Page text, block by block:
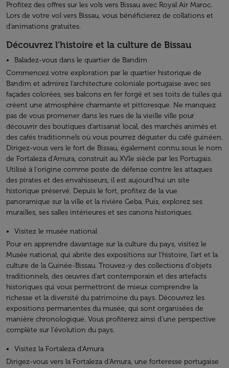
Profitez des offres sur les vols vers Bissau avec Royal Air Maroc.
Lors de votre vol vers Bissau, vous bénéficierez de collations et
d’animations gratuites.
Découvrez l'histoire et la culture de Bissau
Baladez-vous dans le quartier de Bandim
Commencez votre exploration par le quartier historique de
Bandim et admirez l'architecture coloniale portugaise avec ses
façades colorées, ses balcons en fer forgé et ses toits de tuiles qui
créent une atmosphère charmante et pittoresque. Ne manquez
pas de vous promener dans les rues de la vieille ville pour
découvrir des boutiques d'artisanat local, des marchés animés et
des cafés traditionnels où vous pourrez déguster du café guinéen.
Dirigez-vous vers le fort de Bissau, également connu sous le nom
de Fortaleza d'Amura, construit au XVIe siècle par les Portugais.
Utilisé à l'origine comme poste de défense contre les attaques
des pirates et des envahisseurs, il est aujourd’hui un site
historique préservé. Depuis le fort, profitez de la vue
panoramique sur la ville et la rivière Geba. Puis, explorez ses
murailles, ses salles intérieures et ses canons historiques.
Visitez le musée national
Pour en apprendre davantage sur la culture du pays, visitez le
Musée national, qui abrite des expositions sur l'histoire, l'art et la
culture de la Guinée-Bissau. Trouvez-y des collections d'objets
traditionnels, des œuvres d'art contemporain et des artefacts
historiques qui vous permettront de mieux comprendre la
richesse et la diversité du patrimoine du pays. Découvrez les
expositions permanentes du musée, qui sont organisées de
manière chronologique. Vous profiterez ainsi d’une perspective
complète sur l'évolution du pays.
Visitez la Fortaleza d'Amura
Dirigez-vous vers la Fortaleza d'Amura, une forteresse portugaise